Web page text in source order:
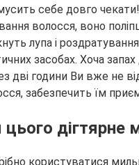
себе довго чекати!
волосся, воно
лупа і
засобах. Хоча
дві години Ви вже не
забезпечить їм
дігтярне
користуватися